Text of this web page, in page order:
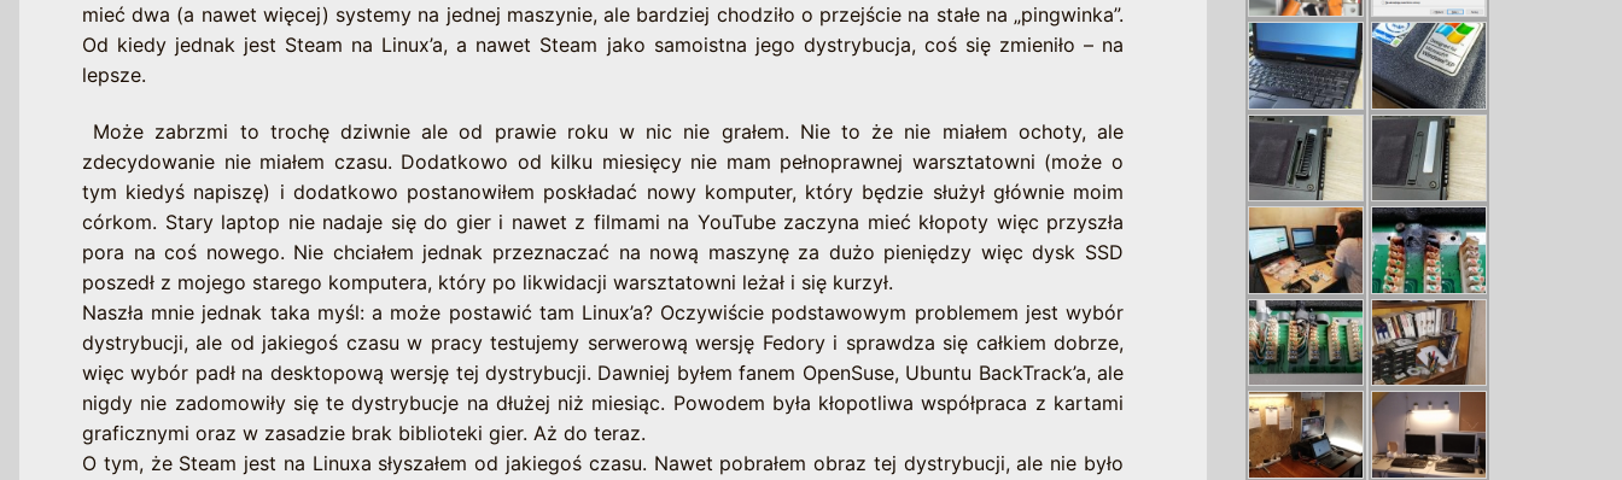
mieć dwa (a nawet więcej) systemy na jednej maszynie, ale bardziej chodziło o przejście na stałe na „pingwinka”.
Od kiedy jednak jest Steam na Linux’a, a nawet Steam jako samoistna jego dystrybucja, coś się zmieniło – na
lepsze.
Może zabrzmi to trochę dziwnie ale od prawie roku w nic nie grałem. Nie to że nie miałem ochoty, ale
zdecydowanie nie miałem czasu. Dodatkowo od kilku miesięcy nie mam pełnoprawnej warsztatowni (może o
tym kiedyś napiszę) i dodatkowo postanowiłem poskładać nowy komputer, który będzie służył głównie moim
córkom. Stary laptop nie nadaje się do gier i nawet z filmami na YouTube zaczyna mieć kłopoty więc przyszła
pora na coś nowego. Nie chciałem jednak przeznaczać na nową maszynę za dużo pieniędzy więc dysk SSD
poszedł z mojego starego komputera, który po likwidacji warsztatowni leżał i się kurzył.
Naszła mnie jednak taka myśl: a może postawić tam Linux’a? Oczywiście podstawowym problemem jest wybór
dystrybucji, ale od jakiegoś czasu w pracy testujemy serwerową wersję Fedory i sprawdza się całkiem dobrze,
więc wybór padł na desktopową wersję tej dystrybucji. Dawniej byłem fanem OpenSuse, Ubuntu BackTrack’a, ale
nigdy nie zadomowiły się te dystrybucje na dłużej niż miesiąc. Powodem była kłopotliwa współpraca z kartami
graficznymi oraz w zasadzie brak biblioteki gier. Aż do teraz.
O tym, że Steam jest na Linuxa słyszałem od jakiegoś czasu. Nawet pobrałem obraz tej dystrybucji, ale nie było